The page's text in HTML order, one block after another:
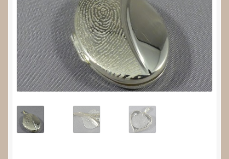
Nieuws
Video’s
Submenu
uitvouwen